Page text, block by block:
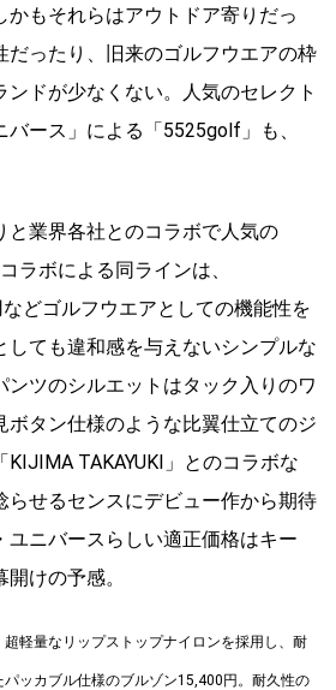
かもそれらはアウトドア寄りだっ
だったり、旧来のゴルフウエアの枠
ンドが少なくない。人気のセレクト
バース」による「5525golf」も、
と業界各社とのコラボで人気の
ラボによる同ラインは、
どゴルフウエアとしての機能性を
しても違和感を与えないシンプルな
ンツのシルエットはタック入りのワ
ボタン仕様のような比翼仕立てのジ
TAKAYUKI」とのコラボな
らせるセンスにデビュー作から期待
ユニバースらしい適正価格はキー
けの予感。
軽量なリップストップナイロンを採用し、耐
ッカブル仕様のブルゾン15,400円。耐久性の